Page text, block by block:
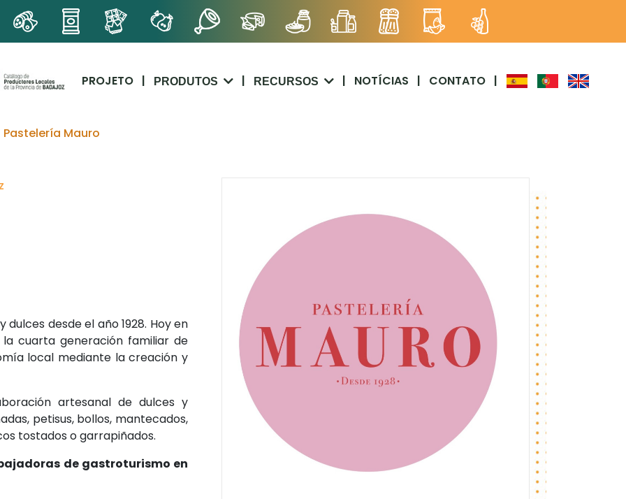
PROJETO | PRODUTOS | RECURSOS | NOTÍCIAS | CONTATO |
Pastelería Mauro
desde el año 1928. Hoy en
cuarta generación familiar de
local mediante la creación y
artesanal de dulces y
petisus, bollos, mantecados,
tostados o garrapiñados.
de gastroturismo en